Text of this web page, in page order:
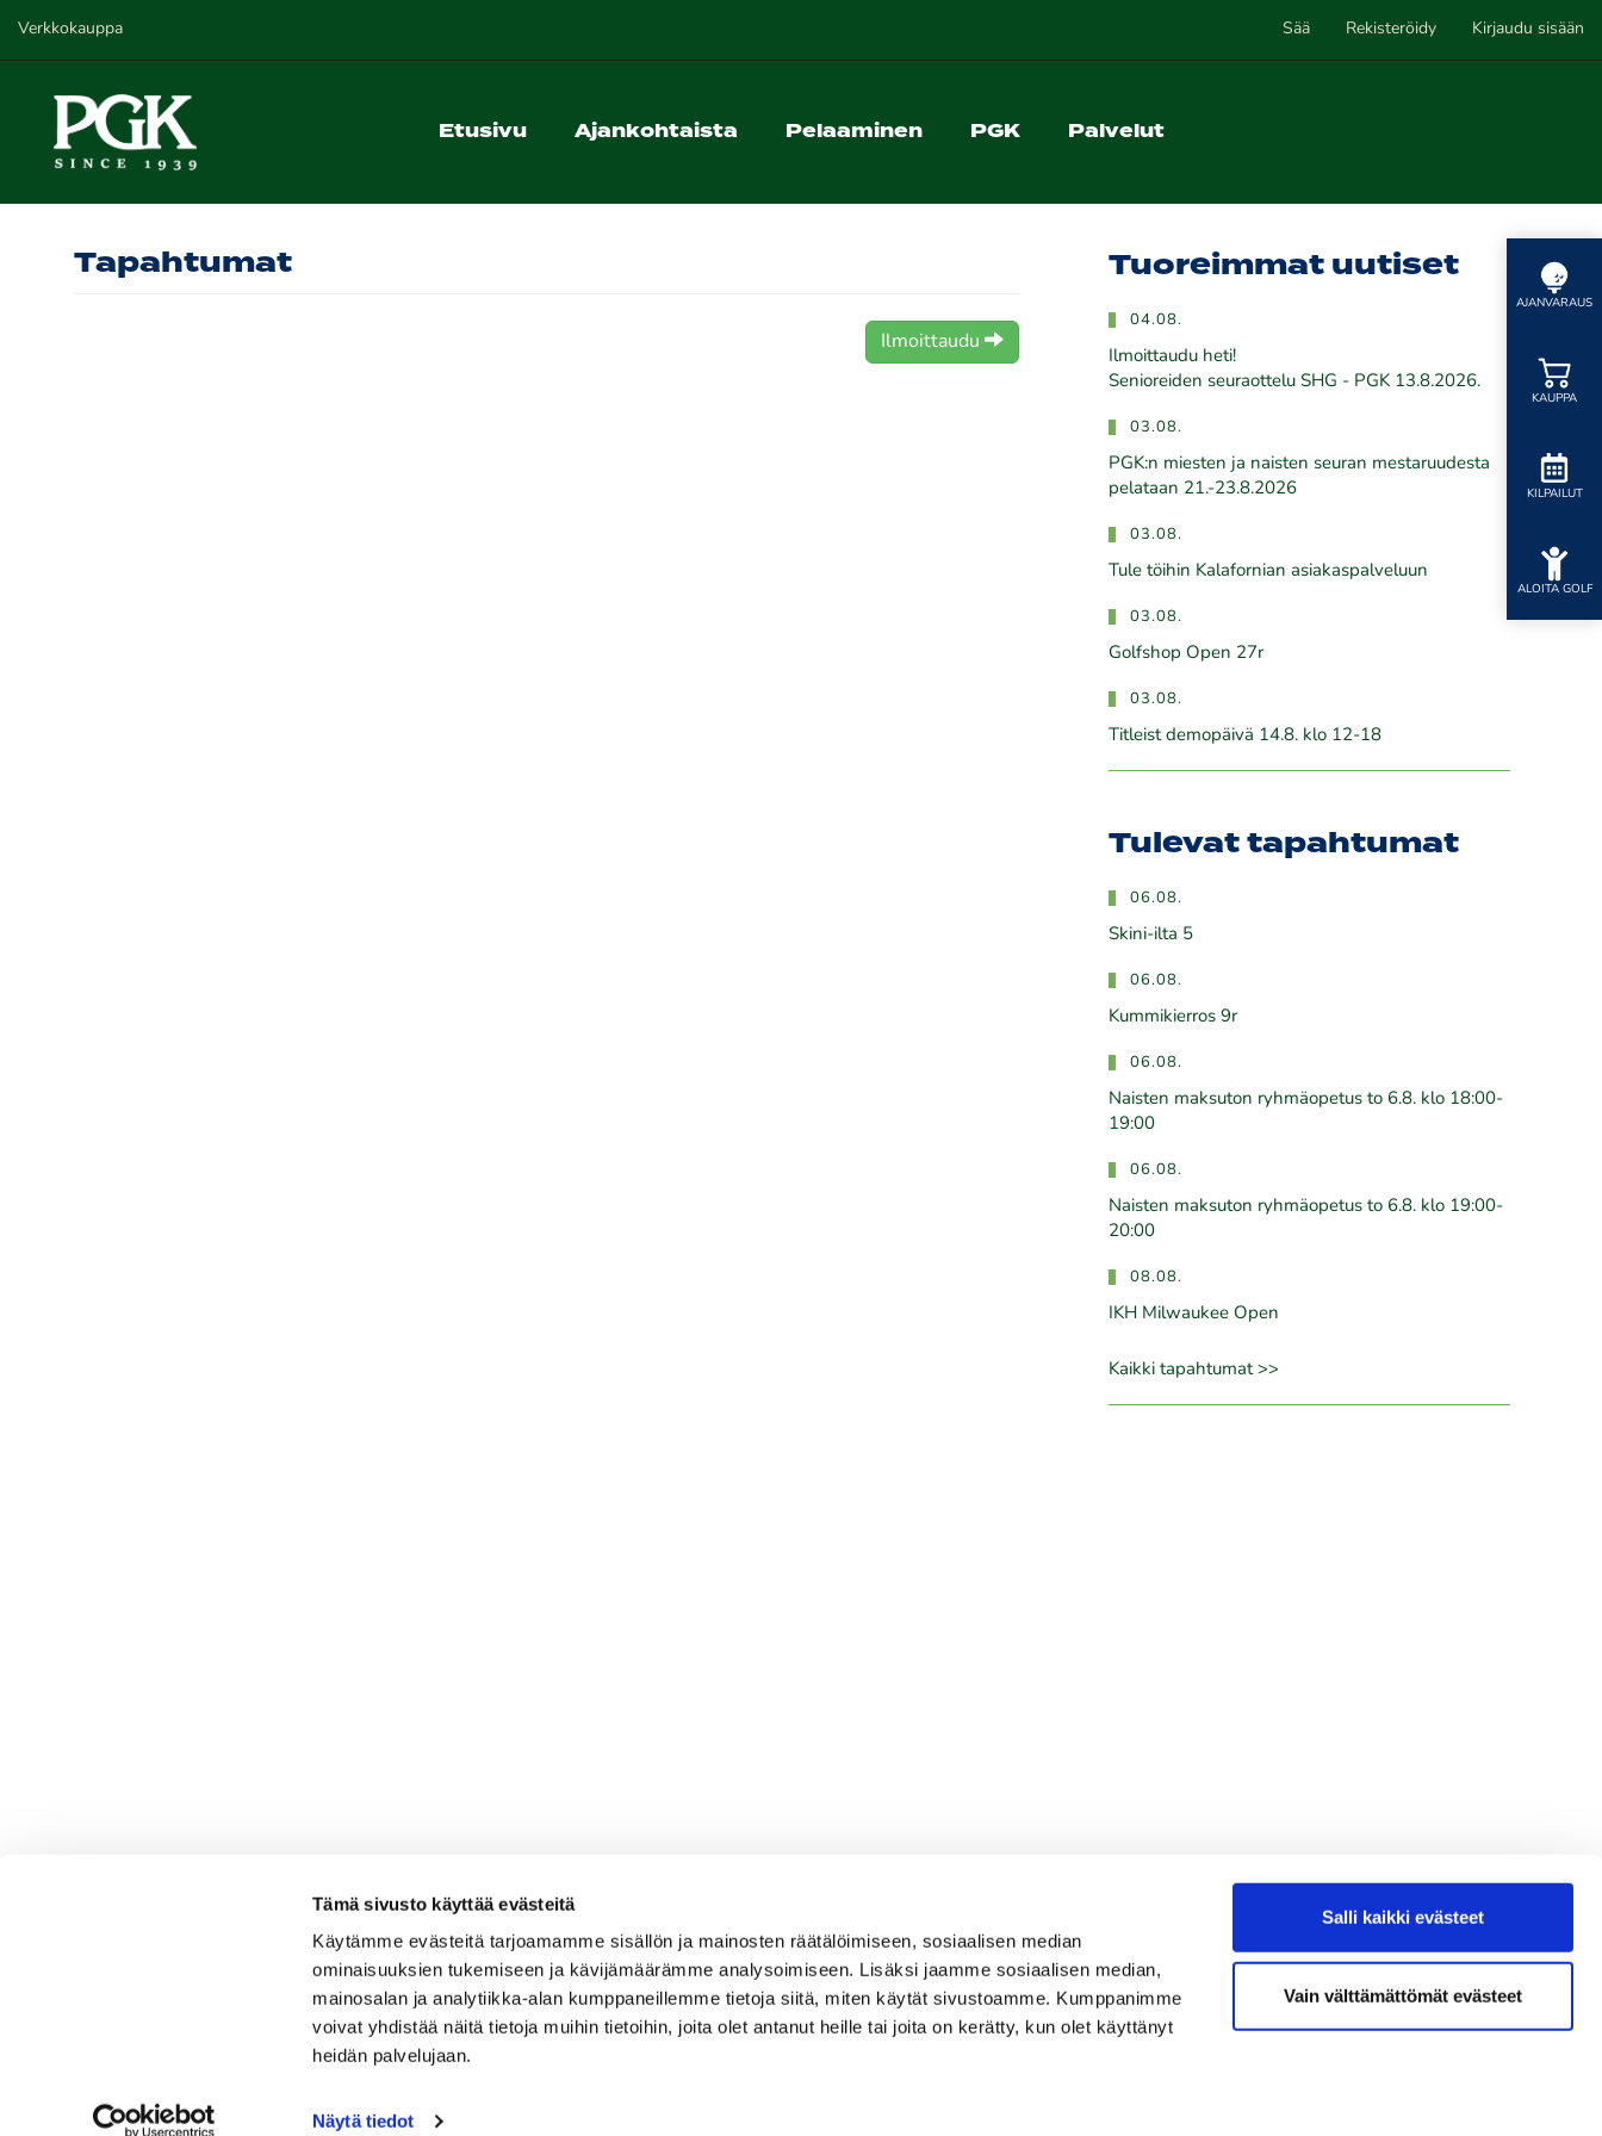
Tämä sivusto käyttää evästeitä
Käytämme evästeitä tarjoamamme sisällön ja mainosten räätälöimiseen, sosiaalisen median
ominaisuuksien tukemiseen ja kävijämäärämme analysoimiseen. Lisäksi jaamme sosiaalisen median,
mainosalan ja analytiikka-alan kumppaneillemme tietoja siitä, miten käytät sivustoamme. Kumppanimme
voivat yhdistää näitä tietoja muihin tietoihin, joita olet antanut heille tai joita on kerätty, kun olet käyttänyt
heidän palvelujaan.
Näytä tiedot
Salli kaikki evästeet
Vain välttämättömät evästeet
Verkkokauppa Sää Rekisteröidy Kirjaudu sisään
Etusivu Ajankohtaista Pelaaminen PGK Palvelut
AJANVARAUS
KAUPPA
KILPAILUT
ALOITA GOLF
Tapahtumat
Ilmoittaudu
Tuoreimmat uutiset
04.08.
Ilmoittaudu heti!
​​​​​​​Senioreiden seuraottelu SHG - PGK 13.8.2026.
03.08.
PGK:n miesten ja naisten seuran mestaruudesta
pelataan 21.-23.8.2026
03.08.
Tule töihin Kalafornian asiakaspalveluun
03.08.
Golfshop Open 27r
03.08.
Titleist demopäivä 14.8. klo 12-18
Tulevat tapahtumat
06.08.
Skini-ilta 5
06.08.
Kummikierros 9r
06.08.
Naisten maksuton ryhmäopetus to 6.8. klo 18:00-
19:00
06.08.
Naisten maksuton ryhmäopetus to 6.8. klo 19:00-
20:00
08.08.
IKH Milwaukee Open
Kaikki tapahtumat >>